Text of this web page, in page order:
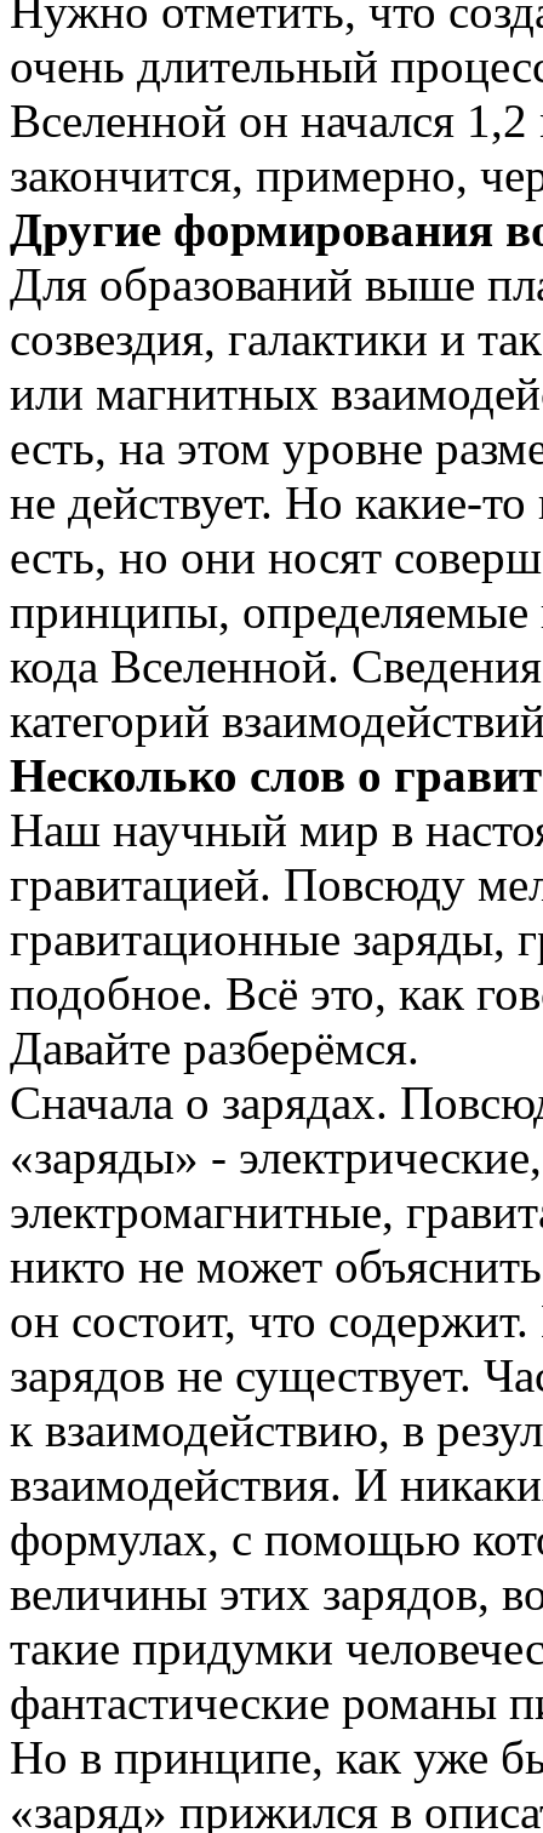
Нужно отметить, что
очень длительный
Вселенной он начался
закончится, примерно,
Другие формирования
Для образований выше
созвездия, галактики и
или магнитных
есть, на этом уровне
не действует. Но какие-
есть, но они носят
принципы, определяемые
кода Вселенной.
категорий
Несколько слов о
Наш научный мир в
гравитацией. Повсюду
гравитационные заряды,
подобное. Всё это, как
Давайте разберёмся.
Сначала о зарядах.
«заряды» -
электромагнитные,
никто не может
он состоит, что
зарядов не существует.
к взаимодействию, в
взаимодействия. И
формулах, с помощью
величины этих зарядов,
такие придумки
фантастические романы
Но в принципе, как уже
«заряд» прижился в